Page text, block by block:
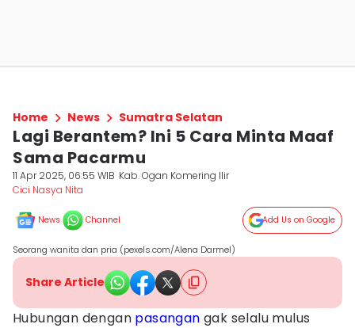
Home News Sumatra Selatan
Lagi Berantem? Ini 5 Cara Minta Maaf
Sama Pacarmu
11 Apr 2025, 06:55 WIB Kab. Ogan Komering Ilir
Cici Nasya Nita
News Channel Add Us on Google
Seorang wanita dan pria (pexels.com/Alena Darmel)
Share Article
Hubungan dengan pasangan gak selalu mulus